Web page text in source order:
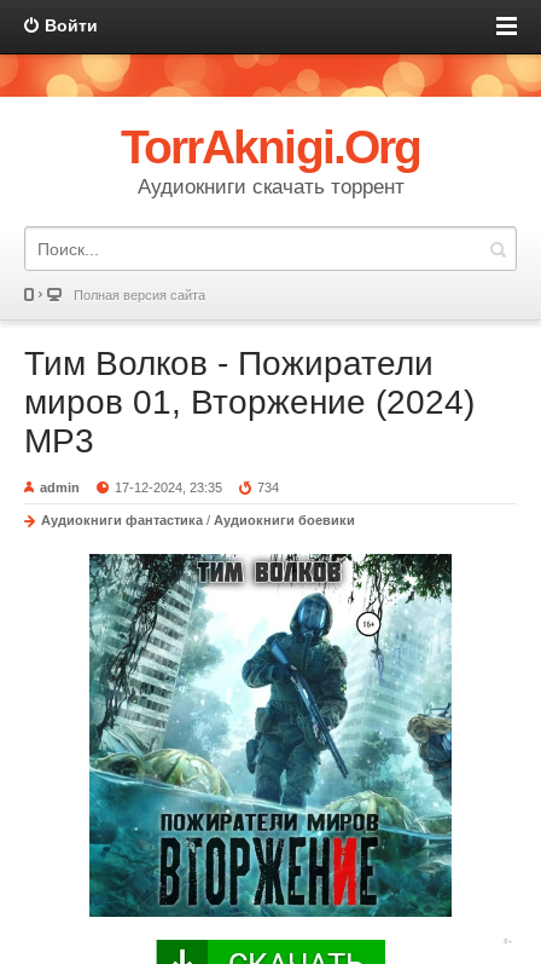
Войти
TorrAknigi.Org
Аудиокниги скачать торрент
Полная версия сайта
Тим Волков - Пожиратели
миров 01, Вторжение (2024)
МР3
admin 17-12-2024, 23:35 734
Аудиокниги фантастика / Аудиокниги боевики